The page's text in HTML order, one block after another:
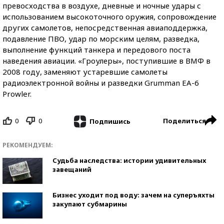
превосходства в воздухе, дневные и ночные удары с
использованием высокоточного оружия, сопровождение
других самолетов, непосредственная авиаподдержка,
подавление ПВО, удар по морским целям, разведка,
выполнение функций танкера и передового поста
наведения авиации. «Гроулеры», поступившие в ВМФ в
2008 году, заменяют устаревшие самолеты
радиоэлектронной войны и разведки Grumman EA-6
Prowler.
0 0 Подпишись Поделиться
РЕКОМЕНДУЕМ:
Судьба наследства: истории удивительных
завещаний
Бизнес уходит под воду: зачем на суперъяхты
закупают субмарины